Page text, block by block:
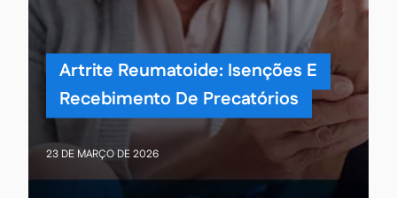
Artrite Reumatoide: Isenções E
Recebimento De Precatórios
23 DE MARÇO DE 2026